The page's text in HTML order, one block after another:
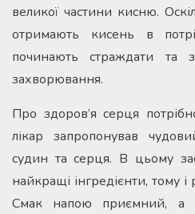
великої частини кисню.
отримають кисень в
починають страждати та
захворювання.
Про здоров’я серця
лікар запропонував
судин та серця. В цьому
найкращі інгредієнти, тому
Смак напою приємний, а